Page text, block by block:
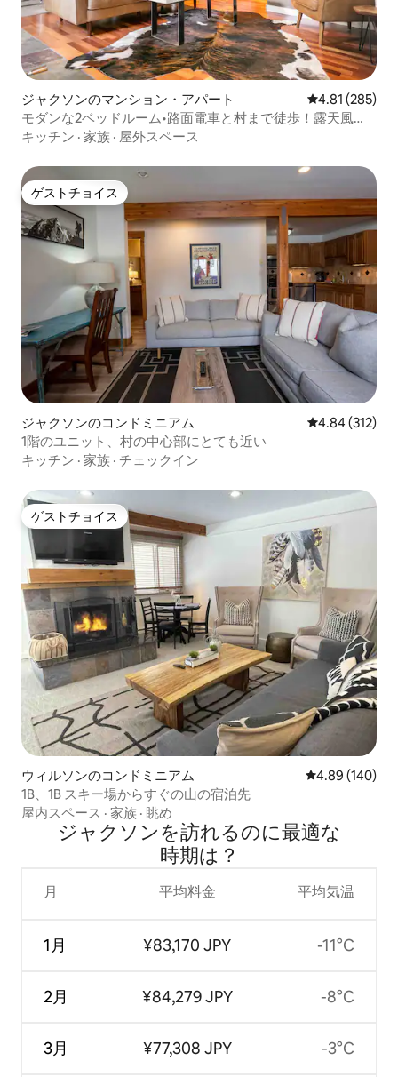
ジャクソンのマンション・アパート レビュー285
4.81 (285)
モダンな2ベッドルーム•路面電車と村まで徒歩！露天風
呂・ジャグジー
キッチン · 家族 · 屋外スペース
ゲストチョイス
ゲストチョイス
ジャクソンのコンドミニアム レビュー312
4.84 (312)
1階のユニット、村の中心部にとても近い
キッチン · 家族 · チェックイン
ゲストチョイス
ゲストチョイス
ウィルソンのコンドミニアム レビュー140
4.89 (140)
1B、1B スキー場からすぐの山の宿泊先
屋内スペース · 家族 · 眺め
ジャクソンを訪⁠れ⁠るの⁠に最⁠適⁠な
時⁠期⁠は⁠？
月
1月
2月
3月
平均料金
¥83,170 JPY
¥84,279 JPY
¥77,308 JPY
平均気温
-11°C
-8°C
-3°C